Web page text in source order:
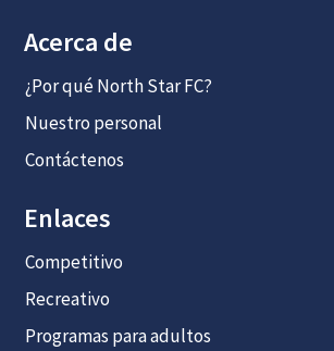
Acerca de
¿Por qué North Star FC?
Nuestro personal
Contáctenos
Enlaces
Competitivo
Recreativo
Programas para adultos